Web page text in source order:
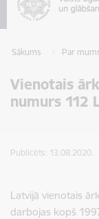
Sākums Par
Vienotais
numurs 112
Publicēts: 13.08.2020.
Latvijā vienotais
darbojas kopš